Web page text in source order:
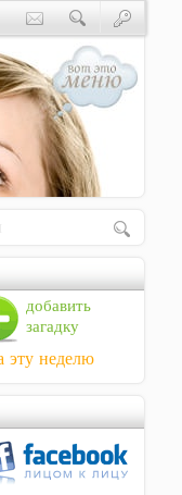
добавить
загадку
эту неделю